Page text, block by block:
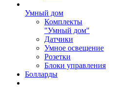
Умный дом
Комплекты
"Умный дом"
Датчики
Умное освещение
Розетки
Блоки управления
Болларды